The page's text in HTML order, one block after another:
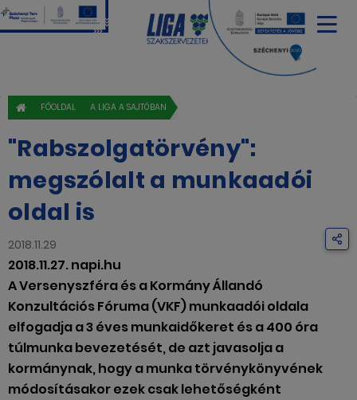
FŐOLDAL A LIGA A SAJTÓBAN
"Rabszolgatörvény":
megszólalt a munkaadói
oldal is
2018.11.29
2018.11.27. napi.hu
A Versenyszféra és a Kormány Állandó
Konzultációs Fóruma (VKF) munkaadói oldala
elfogadja a 3 éves munkaidőkeret és a 400 óra
túlmunka bevezetését, de azt javasolja a
kormánynak, hogy a munka törvénykönyvének
módosításakor ezek csak lehetőségként